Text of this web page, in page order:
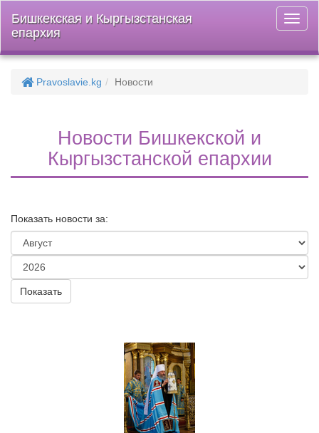
меню
Бишкекская и Кыргызстанская
епархия
Pravoslavie.kg Новости
Новости Бишкекской и
Кыргызстанской епархии
Показать новости за: